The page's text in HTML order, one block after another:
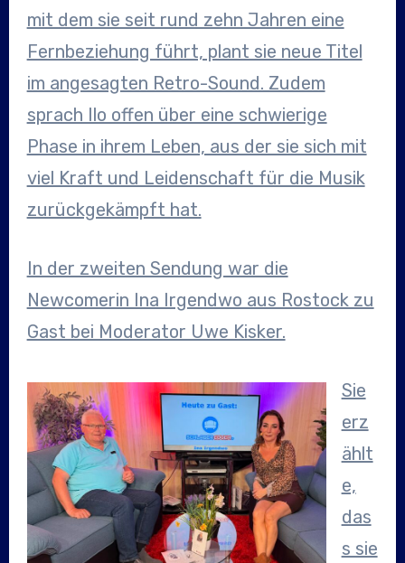
mit dem sie seit rund zehn Jahren eine
Fernbeziehung führt, plant sie neue Titel
im angesagten Retro-Sound. Zudem
sprach Ilo offen über eine schwierige
Phase in ihrem Leben, aus der sie sich mit
viel Kraft und Leidenschaft für die Musik
zurückgekämpft hat.
In der zweiten Sendung war die
Newcomerin Ina Irgendwo aus Rostock zu
Gast bei Moderator Uwe Kisker.
Sie
erz
ählt
e,
das
s sie